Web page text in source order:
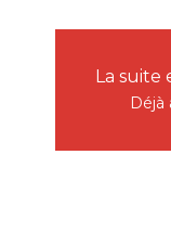
La suite
Déjà